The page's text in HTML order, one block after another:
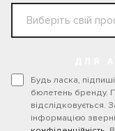
Будь ласка,
бюлетень бренду.
відслідковується.
інформацією